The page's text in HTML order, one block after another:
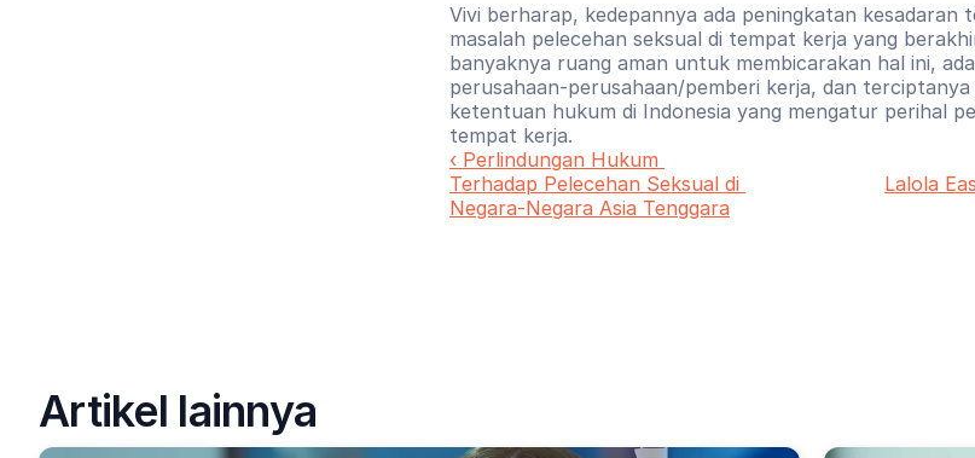
Vivi berharap, kedepannya ada peningkatan kesadaran
masalah pelecehan seksual di tempat kerja yang
banyaknya ruang aman untuk membicarakan hal ini,
perusahaan-perusahaan/pemberi kerja, dan
ketentuan hukum di Indonesia yang mengatur perihal
tempat kerja.
‹ Perlindungan Hukum
Terhadap Pelecehan Seksual di
Negara-Negara Asia Tenggara
Lalola
Artikel lainnya